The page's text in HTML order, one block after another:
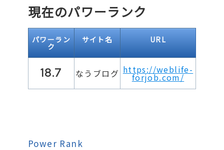
現在のパワーランク
パワーラン
ク
サイト名 URL
18.7 なうブログ https://weblife-
forjob.com/
Power Rank